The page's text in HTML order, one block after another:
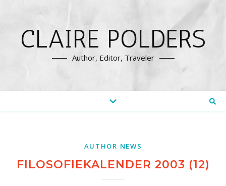
CLAIRE POLDERS
Author, Editor, Traveler
AUTHOR NEWS
FILOSOFIEKALENDER 2003 (12)